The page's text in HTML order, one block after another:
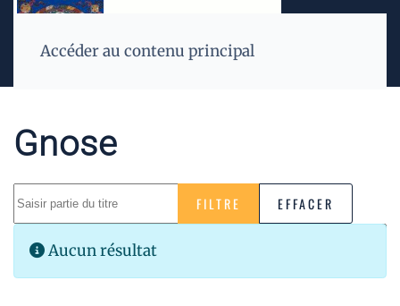
Accéder au contenu principal
Gnose
FILTRE EFFACER
Info
Aucun résultat